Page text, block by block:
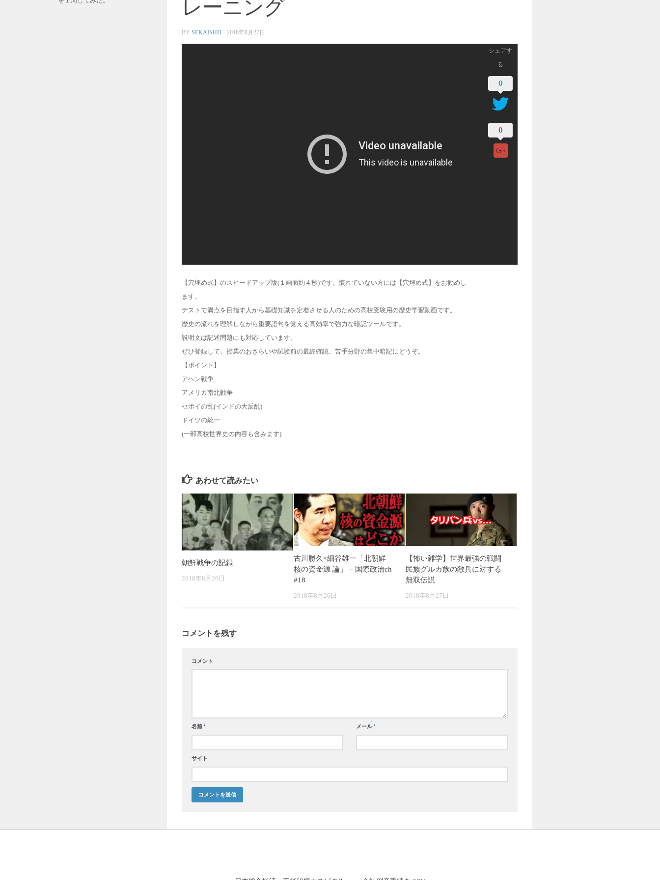
レーニング
BY SEKAISHI1 · 2018年8月27日
【穴埋め式】のスピードアップ版(１画面約４秒)です。慣れていない方には【穴埋め式】をお勧めし
ます。
テストで満点を目指す人から基礎知識を定着させる人のための高校受験用の歴史学習動画です。
歴史の流れを理解しながら重要語句を覚える高効率で強力な暗記ツールです。
説明文は記述問題にも対応しています。
ぜひ登録して、授業のおさらいや試験前の最終確認、苦手分野の集中暗記にどうぞ。
【ポイント】
アヘン戦争
アメリカ南北戦争
セポイの乱(インドの大反乱)
ドイツの統一
(一部高校世界史の内容も含みます)
シェアす
る
0
0
あわせて読みたい
朝鮮戦争の記録
2018年8月26日
古川勝久×細谷雄一「北朝鮮
核の資金源 論」 – 国際政治ch
#18
2018年8月26日
【怖い雑学】世界最強の戦闘
民族グルカ族の敵兵に対する
無双伝説
2018年8月27日
コメントを残す
コメント
名前* メール*
サイト